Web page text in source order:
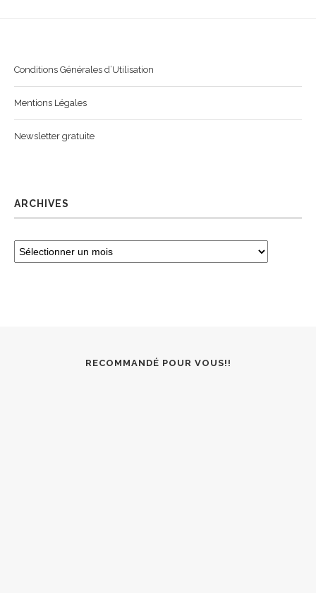
Conditions Générales d’Utilisation
Mentions Légales
Newsletter gratuite
ARCHIVES
RECOMMANDÉ POUR VOUS!!